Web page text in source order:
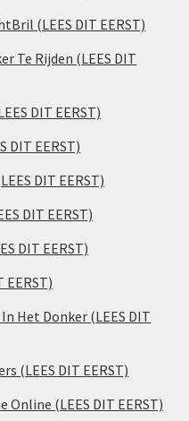
(LEES DIT EERST)
Te Rijden (LEES DIT
DIT EERST)
DIT EERST)
DIT EERST)
DIT EERST)
DIT EERST)
EERST)
Het Donker (LEES DIT
(LEES DIT EERST)
(LEES DIT EERST)